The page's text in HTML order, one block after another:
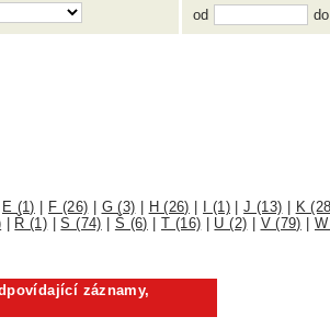
od do
E (1) F (26) G (3) H (26) I (1)|J (13) K
Ř (1) |S (74) Š (6) T (16) U (2) V (79)
záznamy,